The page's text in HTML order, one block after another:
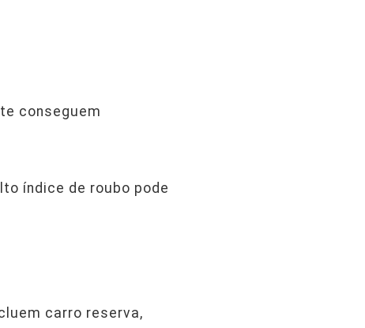
conseguem
índice de roubo pode
carro reserva,